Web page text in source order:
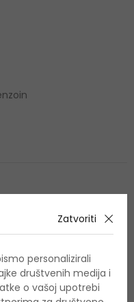
Zatvoriti
personalizirali
društvenih medija i
o vašoj upotrebi